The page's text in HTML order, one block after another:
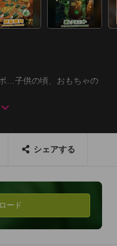
…子供の頃、おもちゃの
ーミーメン・ストライ
官を任命し、自分だけの
も大事ですよ！
がら、子供の頃に戻りま
シェアする
ード